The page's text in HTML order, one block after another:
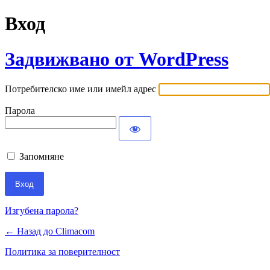
Вход
Задвижвано от WordPress
Потребителско име или имейл адрес
Парола
Запомняне
Изгубена парола?
← Назад до Climacom
Политика за поверителност